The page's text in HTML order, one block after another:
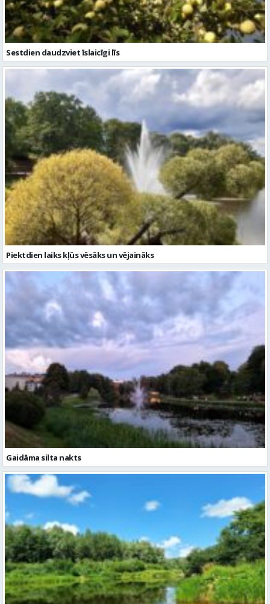
Sestdien daudzviet īslaicīgi līs
Piektdien laiks kļūs vēsāks un vējaināks
Gaidāma silta nakts